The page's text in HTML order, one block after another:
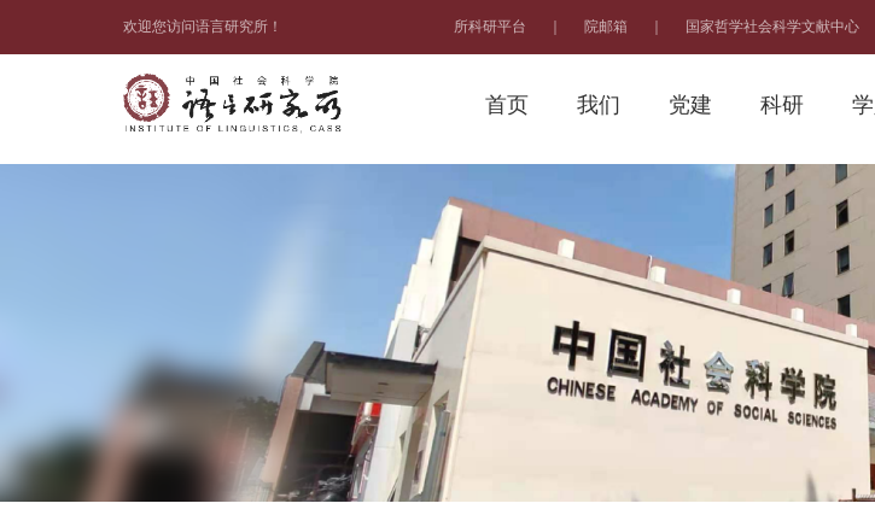
欢迎您访问语言研究所！ 所科研平台 院邮箱 国家哲学社会科学文献中心
首页 我们 党建 科研